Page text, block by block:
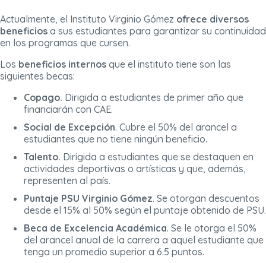
Actualmente, el Instituto Virginio Gómez ofrece diversos
beneficios a sus estudiantes para garantizar su continuidad
en los programas que cursen.
Los beneficios internos que el instituto tiene son las
siguientes becas:
Copago. Dirigida a estudiantes de primer año que
financiarán con CAE.
Social de Excepción. Cubre el 50% del arancel a
estudiantes que no tiene ningún beneficio.
Talento. Dirigida a estudiantes que se destaquen en
actividades deportivas o artísticas y que, además,
representen al país.
Puntaje PSU Virginio Gómez. Se otorgan descuentos
desde el 15% al 50% según el puntaje obtenido de PSU.
Beca de Excelencia Académica. Se le otorga el 50%
del arancel anual de la carrera a aquel estudiante que
tenga un promedio superior a 6.5 puntos.